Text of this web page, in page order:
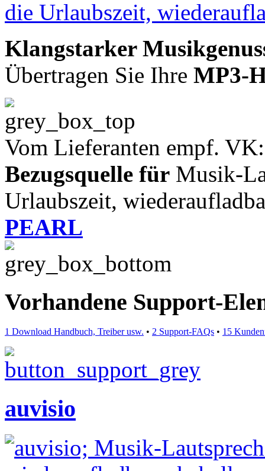
Klangstarker
Übertragen Sie Ihre MP3-
Vom Lieferanten empf.
Bezugsquelle für Musik-
Urlaubszeit,
PEARL
Vorhandene Support-
1 Download Handbuch, Treiber usw. • 2 Support-FAQs • 15
auvisio